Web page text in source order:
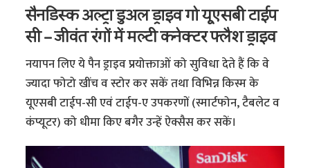
सैनडिस्क अल्ट्रा डुअल ड्राइव गो यूएसबी टाईप
सी – जीवंत रंगों में मल्टी कनेक्टर फ्लैश ड्राइव
नयापन लिए ये पैन ड्राइव प्रयोक्ताओं को सुविधा देते हैं कि वे
ज्यादा फोटो खींच व स्टोर कर सकें तथा विभिन्न किस्म के
यूएसबी टाईप-सी एवं टाईप-ए उपकरणों (स्मार्टफोन, टैबलेट व
कंप्यूटर) को धीमा किए बगैर उन्हें ऐक्सैस कर सकें।